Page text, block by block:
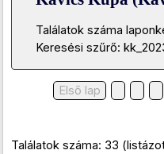
Találatok száma
Keresési szűrő:
Első lap
Találatok száma: 33